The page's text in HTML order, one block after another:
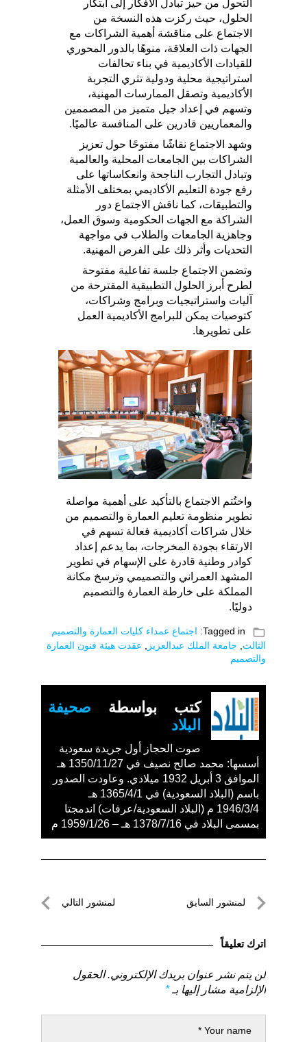
التحول من حيز تبادل الأفكار إلى ابتكار
الحلول، حيث ركزت هذه النسخة من
الاجتماع على مناقشة أهمية الشراكات مع
الجهات ذات العلاقة، منوهًا بالدور المحوري
للقيادات الأكاديمية في بناء تحالفات
استراتيجية محلية ودولية تثري التجربة
الأكاديمية وتصقل الممارسات المهنية،
وتسهم في إعداد جيل متميز من المصممين
والمعماريين قادرين على المنافسة عالميًا.
وشهد الاجتماع نقاشًا مفتوحًا حول تعزيز
الشراكات بين الجامعات المحلية والعالمية
وتبادل التجارب الناجحة وانعكاساتها على
رفع جودة التعليم الأكاديمي بمختلف الأمثلة
والتطبيقات، كما ناقش الاجتماع دور
الشراكة مع الجهات الحكومية وسوق العمل،
وجاهزية الجامعات والطلاب في مواجهة
التحديات وأثر ذلك على الفرص المهنية.
وتضمن الاجتماع جلسة تفاعلية مفتوحة
لطرح أبرز الحلول التطبيقية المقترحة من
آليات واستراتيجيات وبرامج وشراكات،
كتوصيات يمكن للبرامج الأكاديمية العمل
على تطويرها.
واختُتم الاجتماع بالتأكيد على أهمية مواصلة
تطوير منظومة تعليم العمارة والتصميم من
خلال شراكات أكاديمية فعالة تسهم في
الارتقاء بجودة المخرجات، بما يدعم إعداد
كوادر وطنية قادرة على الإسهام في تطوير
المشهد العمراني والتصميمي وترسخ مكانة
المملكة على خارطة العمارة والتصميم
دوليًا.
folder_open
Tagged in: اجتماع عمداء كليات العمارة والتصميم
الثالث
جامعة الملك عبدالعزيز
عقدت هيئة فنون العمارة
والتصميم
كتب بواسطة صحيفة
البلاد
صوت الحجاز أول جريدة سعودية
أسسها: محمد صالح نصيف في 1350/11/27 هـ
الموافق 3 أبريل 1932 ميلادي. وعاودت الصدور
باسم (البلاد السعودية) في 1365/4/1 هـ
1946/3/4 م (البلاد السعودية/عرفات) اندمجتا
بمسمى البلاد في 1378/7/16 هـ – 1959/1/26 م
تصفّحلمنشور السابق
السابق
لمنشور التالي
اترك تعليقاً
لن يتم نشر عنوان بريدك الإلكتروني. الحقول
الإلزامية مشار إليها بـ*